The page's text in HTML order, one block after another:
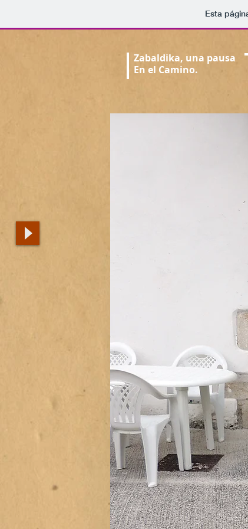
Esta
​​​Zabaldika, una pausa
En el Camino.